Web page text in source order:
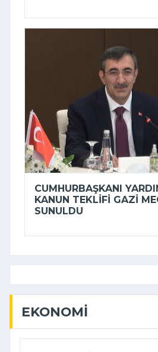
CUMHURBAŞKANI
KANUN TEKLIFI GAZI
SUNULDU
EKONOMI